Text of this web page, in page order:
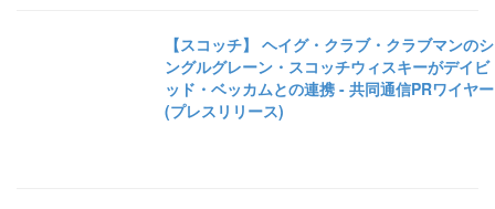
【スコッチ】 ヘイグ・クラブ・クラブマンのシ
ングルグレーン・スコッチウィスキーがデイビ
ッド・ベッカムとの連携 - 共同通信PRワイヤー
(プレスリリース)